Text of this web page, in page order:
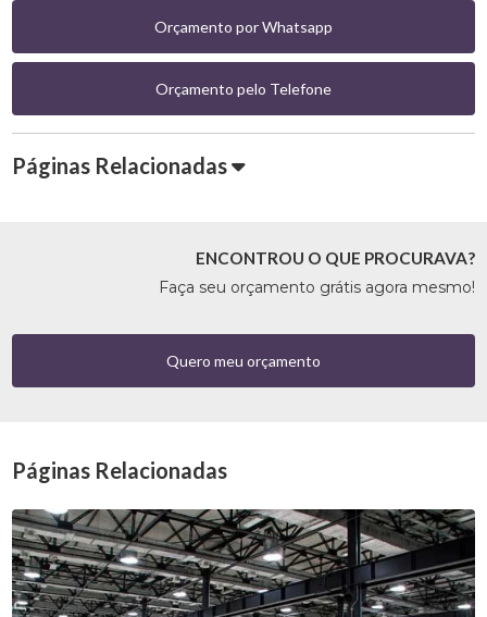
Orçamento por Whatsapp
Orçamento pelo Telefone
Páginas Relacionadas
ENCONTROU O QUE PROCURAVA?
Faça seu orçamento grátis agora mesmo!
Quero meu orçamento
Páginas Relacionadas